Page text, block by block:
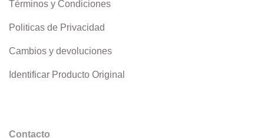
Tèrminos y Condiciones
Politicas de Privacidad
Cambios y devoluciones
Identificar Producto Original
Contacto